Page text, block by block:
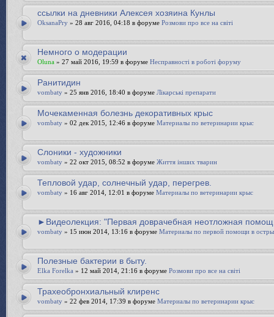
ссылки на дневники Алексея хозяина Кунлы
OksanaPry » 28 авг 2016, 04:18 в форуме Розмови про все на світі
Немного о модерации
Oluna » 27 май 2016, 19:59 в форуме Несправності в роботі форуму
Ранитидин
vombaty » 25 янв 2016, 18:40 в форуме Лікарські препарати
Mочекаменная болезнь декоративных крыс
vombaty » 02 дек 2015, 12:46 в форуме Материалы по ветеринарии крыс
Слоники - художники
vombaty » 22 окт 2015, 08:52 в форуме Життя інших тварин
Тепловой удар, солнечный удар, перегрев.
vombaty » 16 авг 2014, 12:01 в форуме Материалы по ветеринарии крыс
►Видеолекция: "Первая доврачебная неотложная
vombaty » 15 июн 2014, 13:16 в форуме Материалы по первой помощи в
Полезные бактерии в быту.
Elka Forelka » 12 май 2014, 21:16 в форуме Розмови про все на світі
Трахеобронхиальный клиренс
vombaty » 22 фев 2014, 17:39 в форуме Материалы по ветеринарии крыс